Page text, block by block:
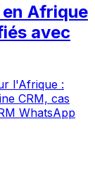
Afrique
avec
l'Afrique :
CRM, cas
WhatsApp